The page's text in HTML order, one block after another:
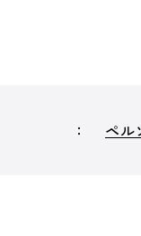
ペル